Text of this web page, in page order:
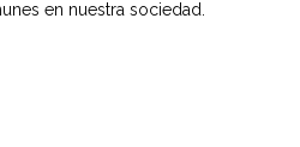
en nuestra sociedad.